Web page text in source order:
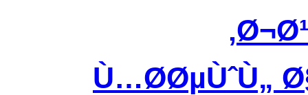
Ù…Ø­ØµÙˆÙ„